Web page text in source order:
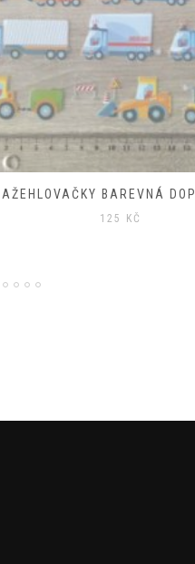
DOPRAVA MIX 18 KS